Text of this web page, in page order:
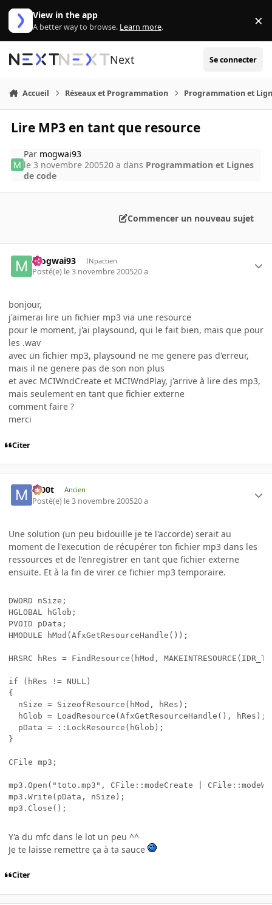
Aller au contenu
View in the app
A better way to browse. Learn more. ×
Next Se connecter
Accueil Réseaux et Programmation Programmation et
Lire MP3 en tant que resource
Par mogwai93
le 3 novembre 200520 a dans Programmation et Lignes
de code
Commencer un nouveau sujet
mogwai93 INpactien
Posté(e) le 3 novembre 200520 a
bonjour,
j'aimerai lire un fichier mp3 via une resource
pour le moment, j'ai playsound, qui le fait bien, mais que pour
les .wav
avec un fichier mp3, playsound ne me genere pas d'erreur,
mais il ne genere pas de son non plus
et avec MCIWndCreate et MCIWndPlay, j'arrive à lire des mp3,
mais seulement en tant que fichier externe
comment faire ?
merci
Citer
m00t Ancien
Posté(e) le 3 novembre 200520 a
Une solution (un peu bidouille je te l'accorde) serait au
moment de l'execution de récupérer ton fichier mp3 dans les
ressources et de l'enregistrer en tant que fichier externe
ensuite. Et à la fin de virer ce fichier mp3 temporaire.
DWORD nSize;
HGLOBAL hGlob;
PVOID pData;
HMODULE hMod(AfxGetResourceHandle());
HRSRC hRes = FindResource(hMod,
if (hRes != NULL)
{
  nSize = SizeofResource(hMod, hRes);
  hGlob = LoadResource(AfxGetResourceHandle(), hRes);
  pData = ::LockResource(hGlob);
}
CFile mp3;
mp3.Open("toto.mp3", CFile::modeCreate |
mp3.Write(pData, nSize);
Y'a du mfc dans le lot un peu ^^
Je te laisse remettre ça à ta sauce
Citer